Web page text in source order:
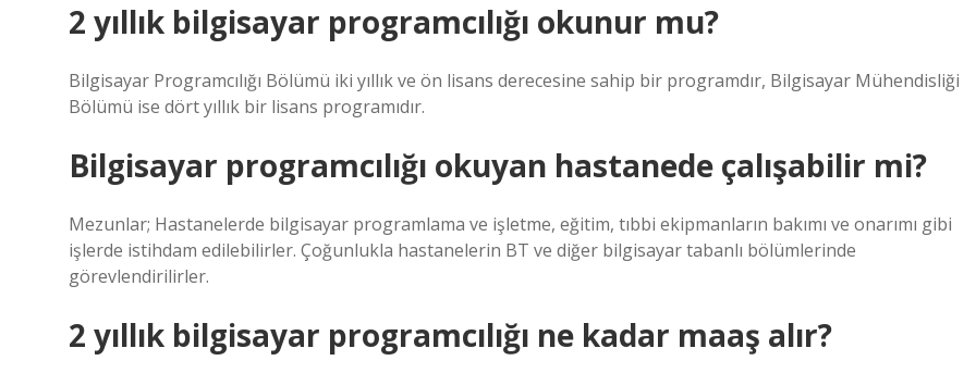
2 yıllık bilgisayar programcılığı okunur mu?
Bilgisayar Programcılığı Bölümü iki yıllık ve ön lisans derecesine sahip bir programdır, Bilgisayar Mühendisliği
Bölümü ise dört yıllık bir lisans programıdır.
Bilgisayar programcılığı okuyan hastanede çalışabilir mi?
Mezunlar; Hastanelerde bilgisayar programlama ve işletme, eğitim, tıbbi ekipmanların bakımı ve onarımı gibi
işlerde istihdam edilebilirler. Çoğunlukla hastanelerin BT ve diğer bilgisayar tabanlı bölümlerinde
görevlendirilirler.
2 yıllık bilgisayar programcılığı ne kadar maaş alır?